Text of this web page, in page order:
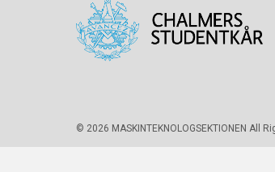
© 2026 MASKINTEKNOLOGSEKTIONEN All